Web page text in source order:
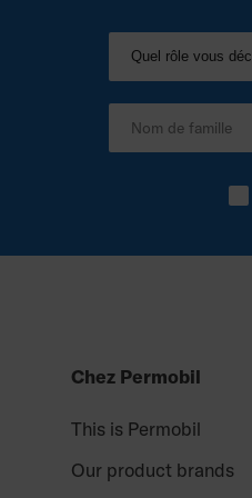
Chez Permobil
This is Permobil
Our product brands